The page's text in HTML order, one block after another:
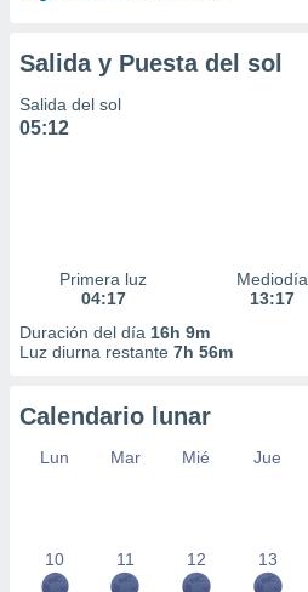
Salida y Puesta del sol
Salida del sol
05:12
Primera luz
04:17
Mediodía
13:17
Duración del día 16h 9m
Luz diurna restante 7h 56m
Calendario lunar
Lun Mar Mié Jue
10 11 12 13